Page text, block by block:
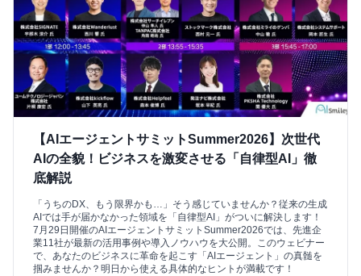
【AIエージェントサミットSummer2026】次世代
AIの全貌！ビジネスを激変させる「自律型AI」徹
底解説
「うちのDX、もう限界かも…」そう感じていませんか？従来の生成
AIでは手が届かなかった領域を「自律型AI」がついに解決します！
7月29日開催のAIエージェントサミットSummer2026では、先進企
業11社が最新の活用事例や導入ノウハウを大公開。このウェビナー
で、あなたのビジネスに革命を起こす「AIエージェント」の真髄を
掴みませんか？明日から使える具体的なヒントが満載です！